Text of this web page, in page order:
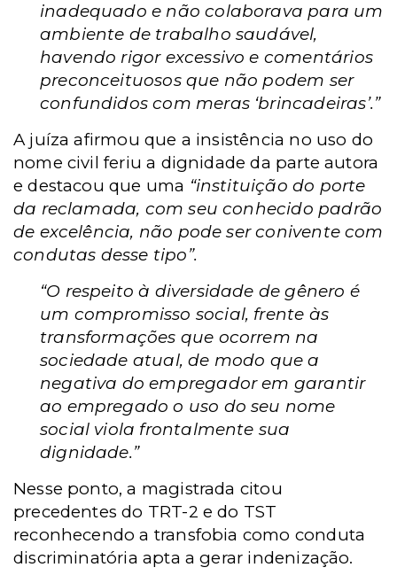
inadequado e não colaborava para um
ambiente de trabalho saudável,
havendo rigor excessivo e comentários
preconceituosos que não podem ser
confundidos com meras ‘brincadeiras’.”
A juíza afirmou que a insistência no uso do
nome civil feriu a dignidade da parte autora
e destacou que uma “instituição do porte
da reclamada, com seu conhecido padrão
de excelência, não pode ser conivente com
condutas desse tipo”.
“O respeito à diversidade de gênero é
um compromisso social, frente às
transformações que ocorrem na
sociedade atual, de modo que a
negativa do empregador em garantir
ao empregado o uso do seu nome
social viola frontalmente sua
dignidade.”
Nesse ponto, a magistrada citou
precedentes do TRT-2 e do TST
reconhecendo a transfobia como conduta
discriminatória apta a gerar indenização.